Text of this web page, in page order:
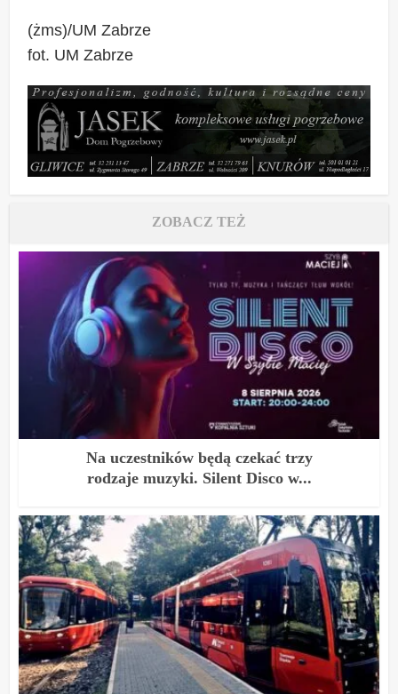
(żms)/UM Zabrze
fot. UM Zabrze
ZOBACZ TEŻ
Na uczestników będą czekać trzy
rodzaje muzyki. Silent Disco w...